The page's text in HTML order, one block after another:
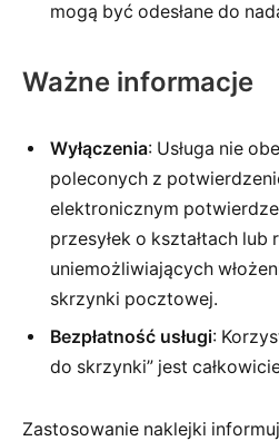
mogą być odesłane do
Ważne informacje
Wyłączenia: Usługa nie
poleconych z
elektronicznym
przesyłek o kształtach lub
uniemożliwiających
skrzynki pocztowej.
Bezpłatność usługi:
do skrzynki” jest
Zastosowanie naklejki